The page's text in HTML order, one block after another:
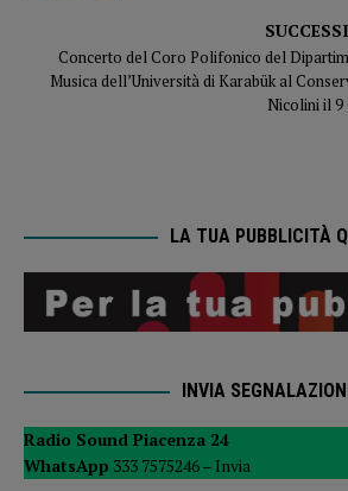
Concerto del Coro Polifonico del
Musica dell’Università di Karabük al
Nicolini il 9
LA TUA PUBBLICITÀ
INVIA SEGNALAZIONI
Radio Sound Piacenza 24
WhatsApp 333 7575246 – Invia